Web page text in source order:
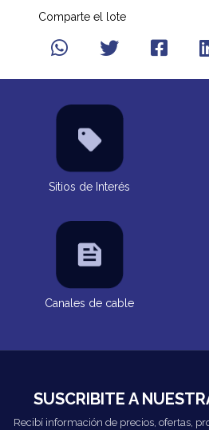
Comparte el lote
Sitios de Interés
Canales de cable
SUSCRIBITE A
Recibí información de precios, ofertas,